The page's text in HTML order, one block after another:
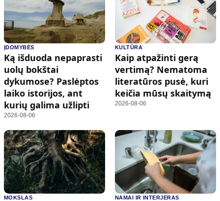
ĮDOMYBĖS
Ką išduoda nepaprasti
uolų bokštai
dykumose? Paslėptos
laiko istorijos, ant
kurių galima užlipti
2026-08-06
KULTŪRA
Kaip atpažinti gerą
vertimą? Nematoma
literatūros pusė, kuri
keičia mūsų skaitymą
2026-08-06
MOKSLAS NAMAI IR INTERJERAS